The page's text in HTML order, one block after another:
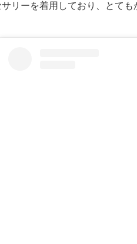
リーを着用しており、とて